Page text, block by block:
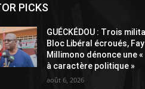
PICKS
GUÉCKÉDOU : Trois
Bloc Libéral écroués,
Millimono dénonce une
à caractère politique »
août 6, 2026